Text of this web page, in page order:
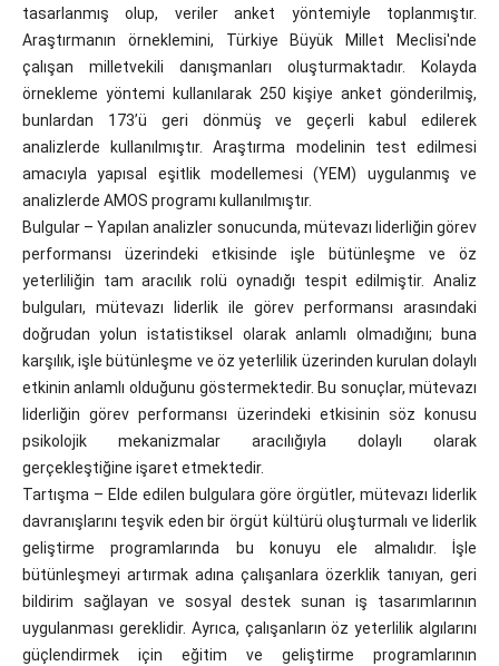
tasarlanmış olup, veriler anket yöntemiyle toplanmıştır.
Araştırmanın örneklemini, Türkiye Büyük Millet Meclisi'nde
çalışan milletvekili danışmanları oluşturmaktadır. Kolayda
örnekleme yöntemi kullanılarak 250 kişiye anket gönderilmiş,
bunlardan 173’ü geri dönmüş ve geçerli kabul edilerek
analizlerde kullanılmıştır. Araştırma modelinin test edilmesi
amacıyla yapısal eşitlik modellemesi (YEM) uygulanmış ve
analizlerde AMOS programı kullanılmıştır.
Bulgular – Yapılan analizler sonucunda, mütevazı liderliğin görev
performansı üzerindeki etkisinde işle bütünleşme ve öz
yeterliliğin tam aracılık rolü oynadığı tespit edilmiştir. Analiz
bulguları, mütevazı liderlik ile görev performansı arasındaki
doğrudan yolun istatistiksel olarak anlamlı olmadığını; buna
karşılık, işle bütünleşme ve öz yeterlilik üzerinden kurulan dolaylı
etkinin anlamlı olduğunu göstermektedir. Bu sonuçlar, mütevazı
liderliğin görev performansı üzerindeki etkisinin söz konusu
psikolojik mekanizmalar aracılığıyla dolaylı olarak
gerçekleştiğine işaret etmektedir.
Tartışma – Elde edilen bulgulara göre örgütler, mütevazı liderlik
davranışlarını teşvik eden bir örgüt kültürü oluşturmalı ve liderlik
geliştirme programlarında bu konuyu ele almalıdır. İşle
bütünleşmeyi artırmak adına çalışanlara özerklik tanıyan, geri
bildirim sağlayan ve sosyal destek sunan iş tasarımlarının
uygulanması gereklidir. Ayrıca, çalışanların öz yeterlilik algılarını
güçlendirmek için eğitim ve geliştirme programlarının